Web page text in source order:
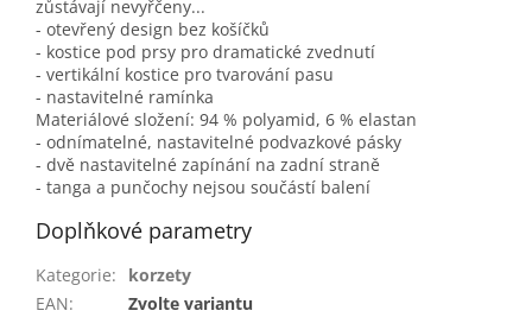
zůstávají nevyřčeny...
- otevřený design bez košíčků
- kostice pod prsy pro dramatické zvednutí
- vertikální kostice pro tvarování pasu
- nastavitelné ramínka
Materiálové složení: 94 % polyamid, 6 % elastan
- odnímatelné, nastavitelné podvazkové pásky
- dvě nastavitelné zapínání na zadní straně
- tanga a punčochy nejsou součástí balení
Doplňkové parametry
Kategorie:
korzety
EAN: Zvolte variantu